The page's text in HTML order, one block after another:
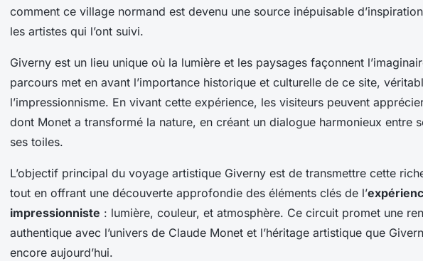
comment ce village normand est devenu une source inépuisable
les artistes qui l’ont suivi.
Giverny est un lieu unique où la lumière et les paysages façonnent
parcours met en avant l’importance historique et culturelle de ce site,
l’impressionnisme. En vivant cette expérience, les visiteurs peuvent
dont Monet a transformé la nature, en créant un dialogue harmonieux entre
ses toiles.
L’objectif principal du voyage artistique Giverny est de transmettre cette
tout en offrant une découverte approfondie des éléments clés de l’
impressionniste : lumière, couleur, et atmosphère. Ce circuit promet une
authentique avec l’univers de Claude Monet et l’héritage artistique que
encore aujourd’hui.